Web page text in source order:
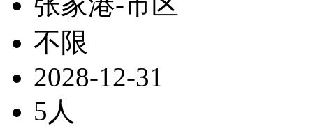
不限
2028-12-31
5人